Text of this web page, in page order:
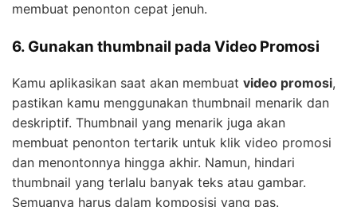
membuat penonton cepat jenuh.
6. Gunakan thumbnail pada Video Promosi
Kamu aplikasikan saat akan membuat video promosi,
pastikan kamu menggunakan thumbnail menarik dan
deskriptif. Thumbnail yang menarik juga akan
membuat penonton tertarik untuk klik video promosi
dan menontonnya hingga akhir. Namun, hindari
thumbnail yang terlalu banyak teks atau gambar.
Semuanya harus dalam komposisi yang pas.